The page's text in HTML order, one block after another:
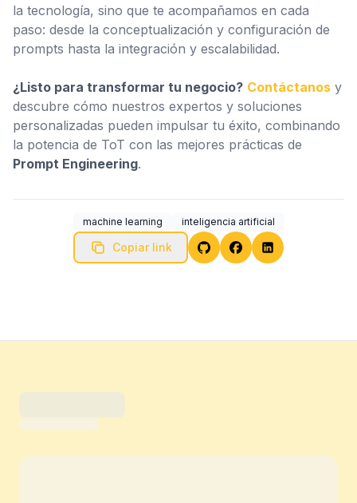
la tecnología, sino que te acompañamos en cada
paso: desde la conceptualización y configuración de
prompts hasta la integración y escalabilidad.
¿Listo para transformar tu negocio? Contáctanos y
descubre cómo nuestros expertos y soluciones
personalizadas pueden impulsar tu éxito, combinando
la potencia de ToT con las mejores prácticas de
Prompt Engineering.
machine learning inteligencia artificial
Copiar link